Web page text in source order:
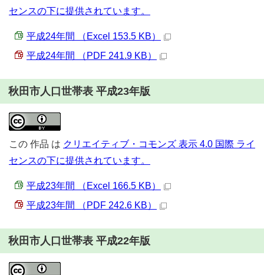
センスの下に提供されています。
平成24年間 （Excel 153.5 KB）
平成24年間 （PDF 241.9 KB）
秋田市人口世帯表 平成23年版
この 作品 は クリエイティブ・コモンズ 表示 4.0 国際 ライ
センスの下に提供されています。
平成23年間 （Excel 166.5 KB）
平成23年間 （PDF 242.6 KB）
秋田市人口世帯表 平成22年版